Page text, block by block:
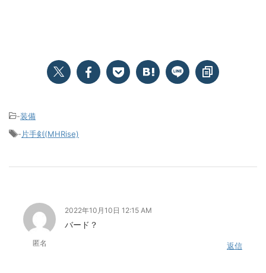
-装備
-片手剣(MHRise)
匿名
2022年10月10日 12:15 AM
バード？
返信